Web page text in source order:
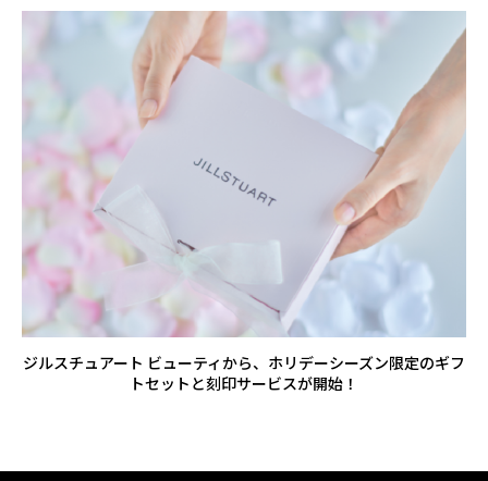
ジルスチュアート ビューティから、ホリデーシーズン限定のギフ
トセットと刻印サービスが開始！